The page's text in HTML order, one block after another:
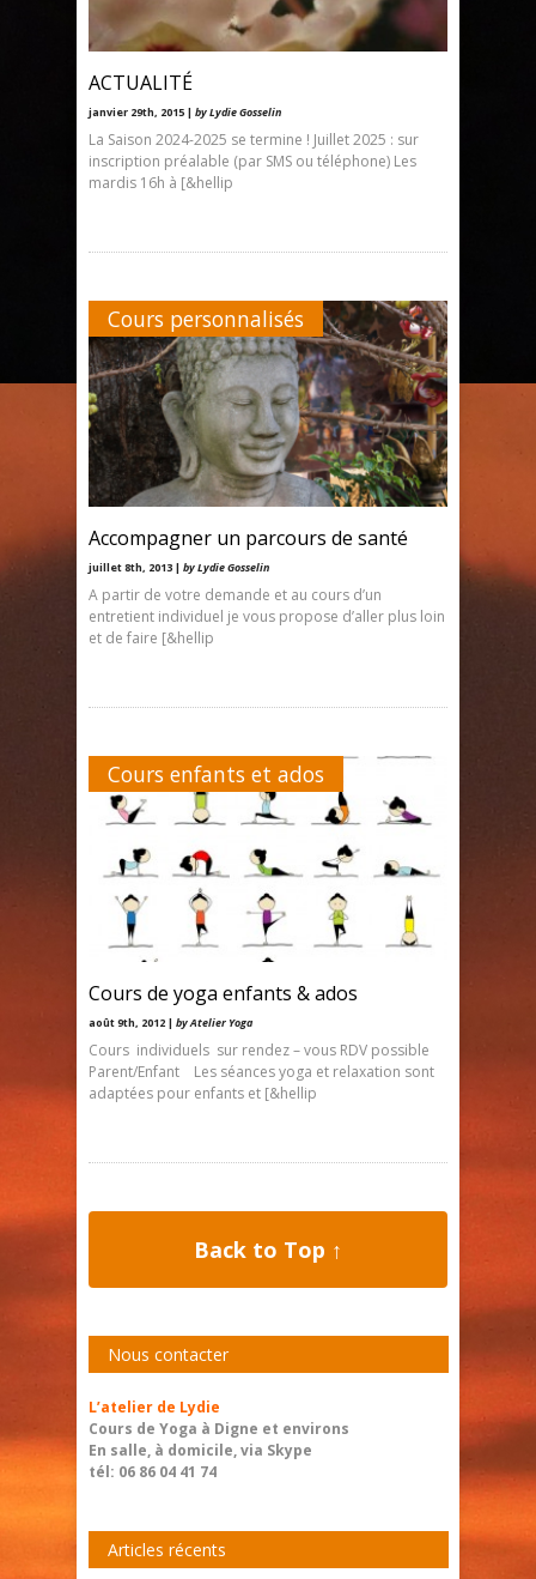
ACTUALITÉ
janvier 29th, 2015 | by Lydie Gosselin
La Saison 2024-2025 se termine ! Juillet 2025 : sur
inscription préalable (par SMS ou téléphone) Les
mardis 16h à [&hellip
Cours personnalisés
Accompagner un parcours de santé
juillet 8th, 2013 | by Lydie Gosselin
A partir de votre demande et au cours d’un
entretient individuel je vous propose d’aller plus loin
et de faire [&hellip
Cours enfants et ados
Cours de yoga enfants & ados
août 9th, 2012 | by Atelier Yoga
Cours individuels sur rendez – vous RDV possible
Parent/Enfant Les séances yoga et relaxation sont
adaptées pour enfants et [&hellip
Back to Top ↑
Nous contacter
L’atelier de Lydie
Cours de Yoga à Digne et environs
En salle, à domicile, via Skype
tél: 06 86 04 41 74
Articles récents